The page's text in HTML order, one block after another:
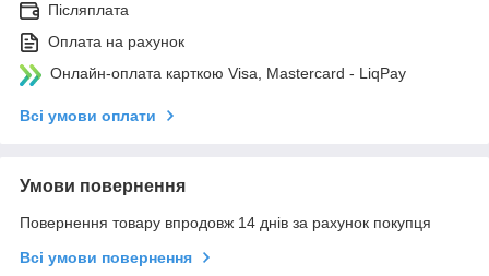
Післяплата
Оплата на рахунок
Онлайн-оплата карткою Visa, Mastercard - LiqPay
Всі умови оплати
Умови повернення
Повернення товару впродовж 14 днів за рахунок покупця
Всі умови повернення